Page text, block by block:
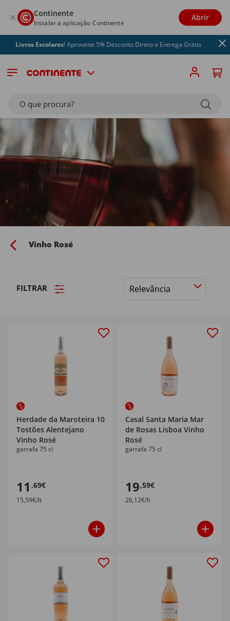
Continente
Instalar a aplicação Continente
Abrir
Escolares! Aproveite 5% Desconto Direto e Entrega Grátis
O que procura?
Vinho Rosé
FILTRAR
Ordenar
Herdade da Maroteira 10
Tostões Alentejano
Vinho Rosé
garrafa 75 cl
11 ,69€
15,59€/lt
Casal Santa Maria Mar
de Rosas Lisboa Vinho
Rosé
garrafa 75 cl
19,59€
26,12€/lt